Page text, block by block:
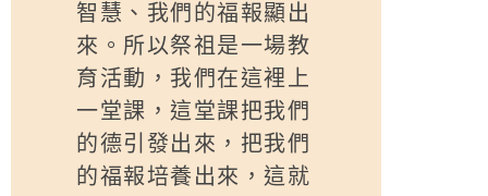
智慧、我們的福報顯出
來。所以祭祖是一場教
育活動，我們在這裡上
一堂課，這堂課把我們
的德引發出來，把我們
的福報培養出來，這就